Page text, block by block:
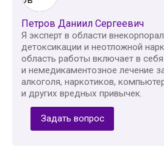
Петров Даниил Сергеевич
Я эксперт в области
детоксикации и неотложной
область работы включает в
и немедикаментозное лечение
алкоголя, наркотиков,
и других вредных привычек.
Задать вопрос